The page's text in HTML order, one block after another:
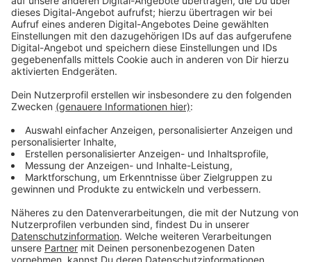
KI-Portal setzt auf Datenschutz, Open
Source und Bürgernähe
Das ausgezeichnete KI-System zeigt, wie künstliche
Intelligenz sicher und bürgernah eingesetzt werden
kann. Alle Daten bleiben in Nettetal – externe
Anbieter oder Lizenzkosten fallen nicht an. Das Portal
finden und Bürgeranfragen effizienter zu beantworten.
So entsteht eine moderne Verwaltung, die digital
arbeitet und höchste Datenschutzstandards erfüllt.